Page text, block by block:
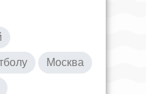
Москва